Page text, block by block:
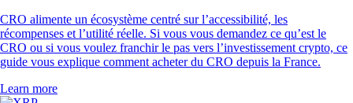
CRO alimente un écosystème centré sur l’accessibilité, les
récompenses et l’utilité réelle. Si vous vous demandez ce qu’est le
CRO ou si vous voulez franchir le pas vers l’investissement crypto, ce
guide vous explique comment acheter du CRO depuis la France.
Learn more